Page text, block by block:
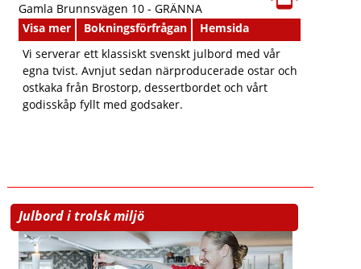
Gamla Brunnsvägen 10 - GRÄNNA
Visa mer
Bokningsförfrågan
Hemsida
Vi serverar ett klassiskt svenskt julbord med vår
egna tvist. Avnjut sedan närproducerade ostar och
ostkaka från Brostorp, dessertbordet och vårt
godisskåp fyllt med godsaker.
Julbord i trolsk miljö